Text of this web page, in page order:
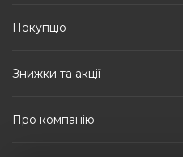
Покупцю
Знижки та акції
Про компанію